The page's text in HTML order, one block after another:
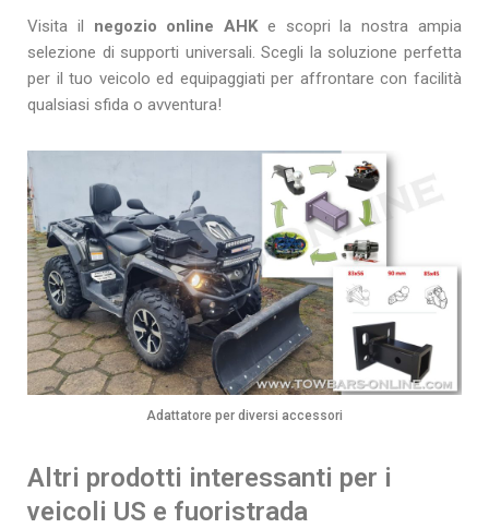
Visita il negozio online AHKe scopri la nostra ampia
selezione di supporti universali. Scegli la soluzione perfetta
per il tuo veicolo ed equipaggiati per affrontare con facilità
qualsiasi sfida o avventura!
Adattatore per diversi accessori
Altri prodotti interessanti per i
veicoli US e fuoristrada